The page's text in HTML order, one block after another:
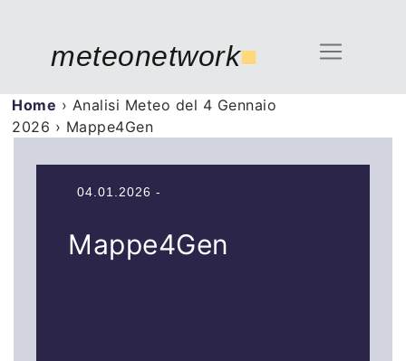
meteonetwork■
Home › Analisi Meteo del 4 Gennaio
2026 › Mappe4Gen
04.01.2026 -
Mappe4Gen